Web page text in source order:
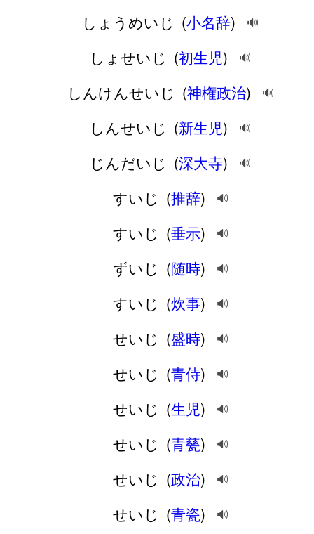
しょうめいじ (小名辞) 🔊
しょせいじ (初生児) 🔊
しんけんせいじ (神権政治) 🔊
しんせいじ (新生児) 🔊
じんだいじ (深大寺) 🔊
すいじ (推辞) 🔊
すいじ (垂示) 🔊
ずいじ (随時) 🔊
すいじ (炊事) 🔊
せいじ (盛時) 🔊
せいじ (青侍) 🔊
せいじ (生児) 🔊
せいじ (青甆) 🔊
せいじ (政治) 🔊
せいじ (青瓷) 🔊